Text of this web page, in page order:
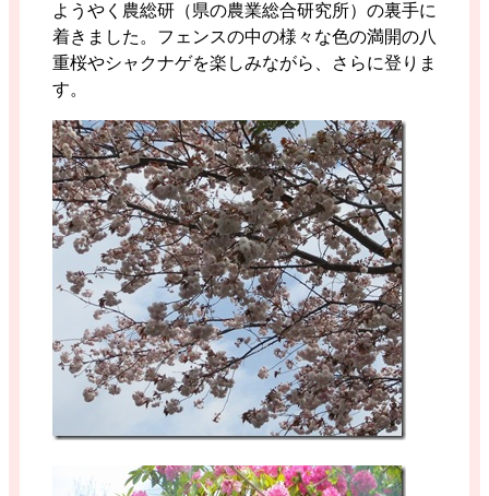
ようやく農総研（県の農業総合研究所）の裏手に
着きました。フェンスの中の様々な色の満開の八
重桜やシャクナゲを楽しみながら、さらに登りま
す。